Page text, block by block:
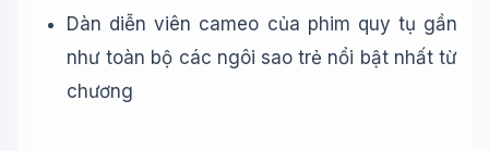
Dàn diễn viên cameo của phim quy tụ gần
như toàn bộ các ngôi sao trẻ nổi bật nhất từ
chương